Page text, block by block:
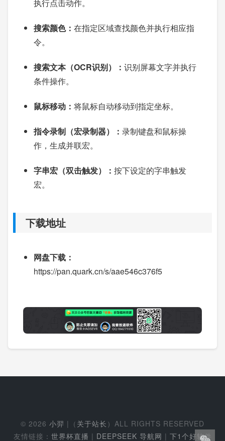
执行点击动作。
搜索颜色： 在指定区域查找颜色并执行相应指
令。
搜索文本（OCR识别）： 识别屏幕文字并执行
条件操作。
鼠标移动： 将鼠标自动移动到指定坐标。
指令录制（宏录制器）： 录制键盘和鼠标操
作，生成并联宏。
字串宏（双击触发）： 按下设定的字串触发
宏。
下载地址
网盘下载：
https://pan.quark.cn/s/aae546c376f5
© 2026 小羿 |（ 关于站长 ）ALL RIGHTS RESERVED
友情链接： 世界杯直播 | DEEPSEEK 导航网 | 下1个好软件